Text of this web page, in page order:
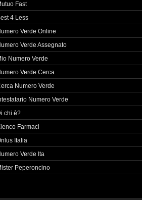
Fast
4 Less
Verde Online
Verde Assegnato
Numero Verde
Verde Cerca
Numero Verde
Numero Verde
chi è?
Farmaci
Italia
Verde Ita
Peperoncino